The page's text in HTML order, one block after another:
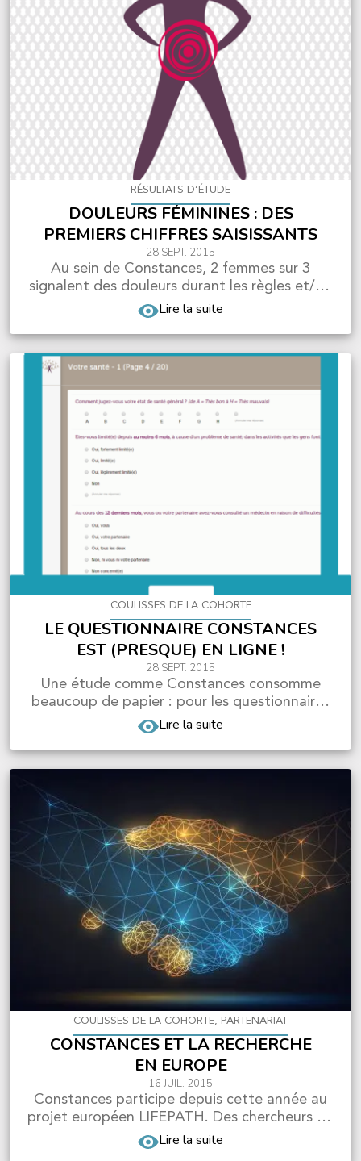
RÉSULTATS D’ÉTUDE
DOULEURS FÉMININES : DES
PREMIERS CHIFFRES SAISISSANTS
28 SEPT. 2015
Au sein de Constances, 2 femmes sur 3
signalent des douleurs durant les règles et/ou
les rapports se...
Lire la suite
COULISSES DE LA COHORTE
LE QUESTIONNAIRE CONSTANCES
EST (PRESQUE) EN LIGNE !
28 SEPT. 2015
Une étude comme Constances consomme
beaucoup de papier : pour les questionnaires
d'inclusion, de sui...
Lire la suite
COULISSES DE LA COHORTE, PARTENARIAT
CONSTANCES ET LA RECHERCHE
EN EUROPE
16 JUIL. 2015
Constances participe depuis cette année au
projet européen LIFEPATH. Des chercheurs de
10 pays se so...
Lire la suite